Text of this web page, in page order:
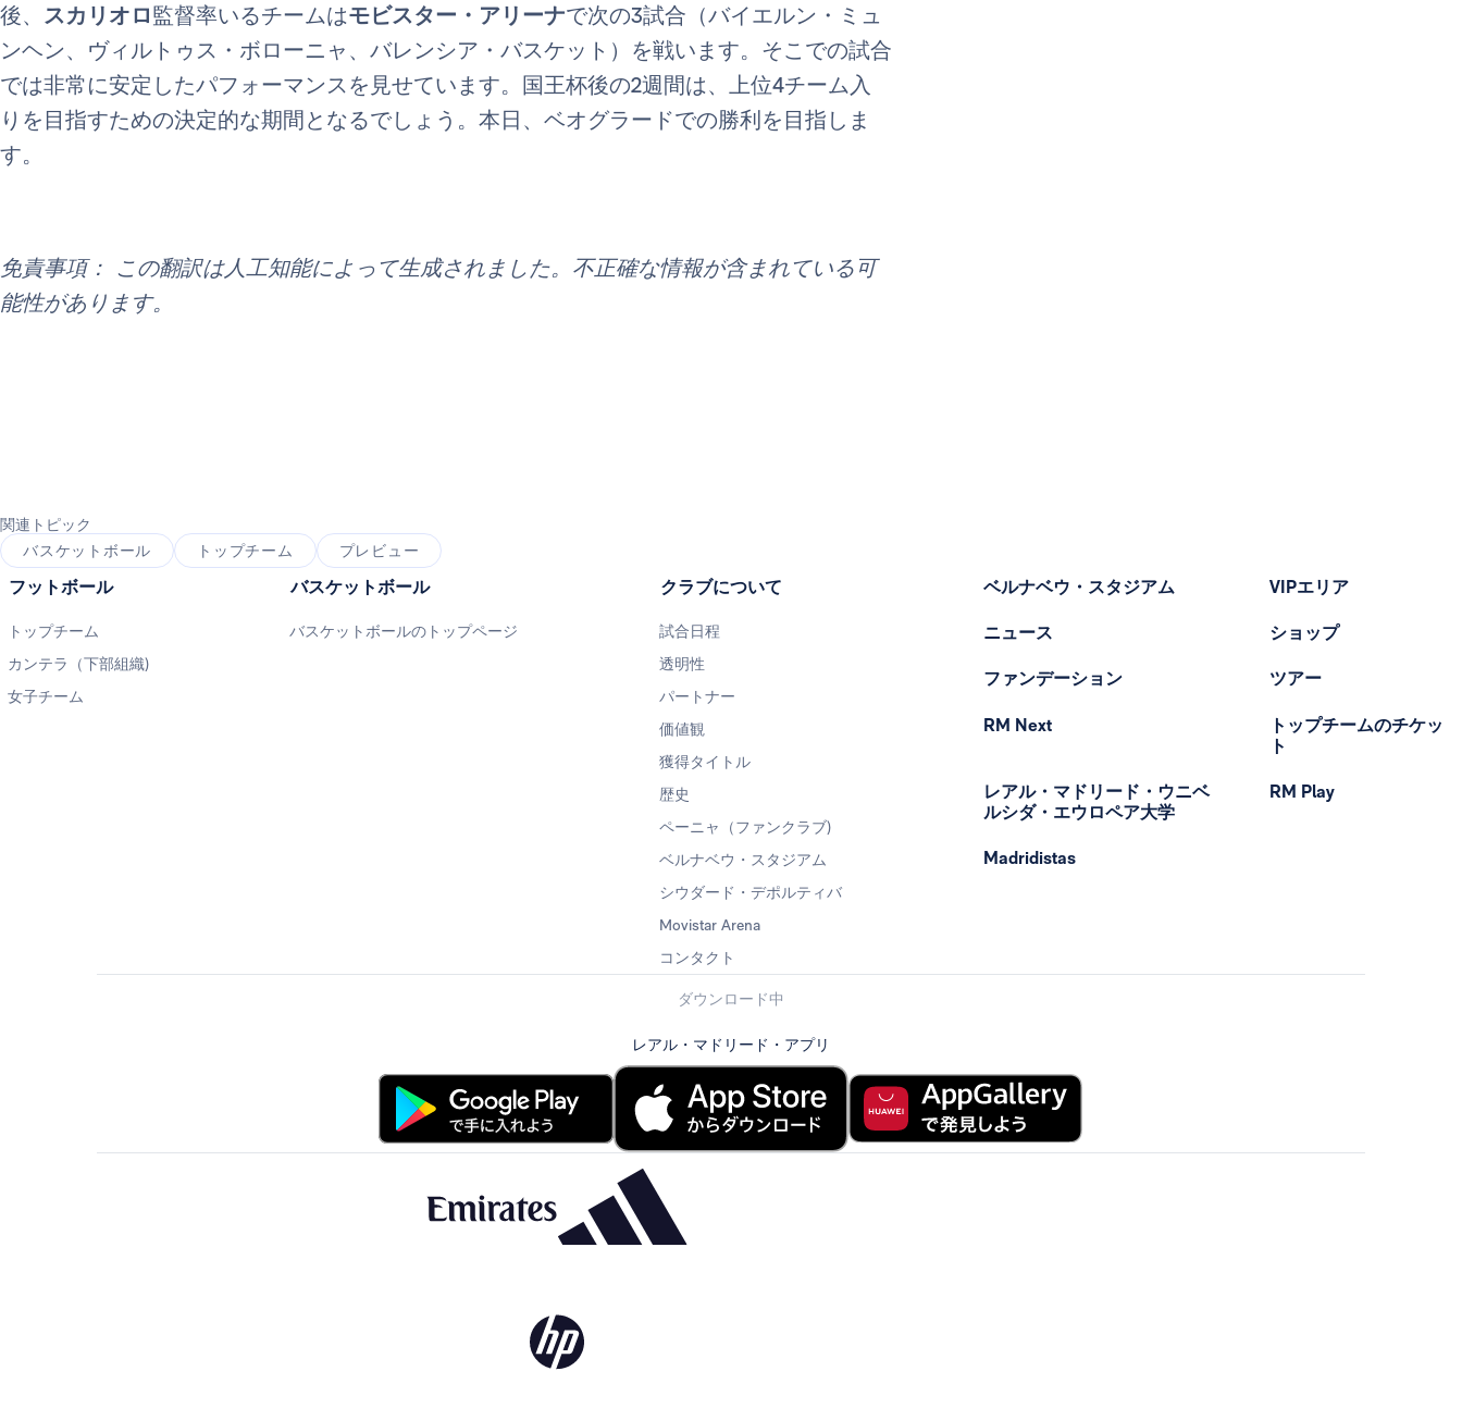
後、 スカリオロ監督率いるチームはモビスター・アリーナで次の3試合（バイエルン・ミュ
ンヘン、ヴィルトゥス・ボローニャ、バレンシア・バスケット）を戦います。そこでの試合
では非常に安定したパフォーマンスを見せています。国王杯後の2週間は、上位4チーム入
りを目指すための決定的な期間となるでしょう。本日、ベオグラードでの勝利を目指しま
す。
免責事項： この翻訳は人工知能によって生成されました。不正確な情報が含まれている可
能性があります。
関連トピック
バスケットボール
トップチーム プレビュー
フットボール
トップチーム
カンテラ（下部組織)
女子チーム
バスケットボール
バスケットボールのトップページ
クラブについて
試合日程
透明性
パートナー
価値観
獲得タイトル
歴史
ペーニャ（ファンクラブ)
ベルナベウ・スタジアム
シウダード・デポルティバ
Movistar Arena
コンタクト
ベルナベウ・スタジアム
ニュース
ファンデーション
RM Next
レアル・マドリード・ウニベ
ルシダ・エウロペア大学
Madridistas
VIPエリア
ショップ
ツアー
トップチームのチケッ
ト
RM Play
ダウンロード中
レアル・マドリード・アプリ